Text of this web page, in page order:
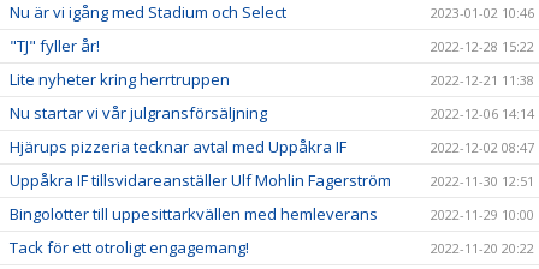
Nu är vi igång med Stadium och Select 2023-01-02 10:46
"TJ" fyller år! 2022-12-28 15:22
Lite nyheter kring herrtruppen 2022-12-21 11:38
Nu startar vi vår julgransförsäljning 2022-12-06 14:14
Hjärups pizzeria tecknar avtal med Uppåkra IF 2022-12-02 08:47
Uppåkra IF tillsvidareanställer Ulf Mohlin Fagerström 2022-11-30 12:51
Bingolotter till uppesittarkvällen med hemleverans 2022-11-29 10:00
Tack för ett otroligt engagemang! 2022-11-20 20:22